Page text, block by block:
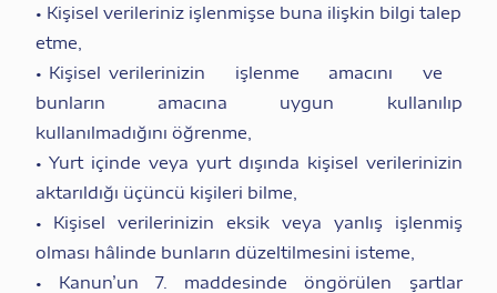
• Kişisel verileriniz işlenmişse buna ilişkin bilgi talep
etme,
• Kişisel verilerinizin işlenme amacını ve
bunların amacına uygun kullanılıp
kullanılmadığını öğrenme,
• Yurt içinde veya yurt dışında kişisel verilerinizin
aktarıldığı üçüncü kişileri bilme,
• Kişisel verilerinizin eksik veya yanlış işlenmiş
olması hâlinde bunların düzeltilmesini isteme,
• Kanun’un 7. maddesinde öngörülen şartlar